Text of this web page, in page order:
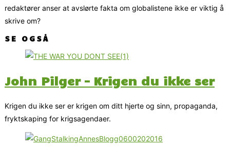
redaktører anser at avslørte fakta om globalistene ikke er viktig å
skrive om?
SE OGSÅ
John Pilger – Krigen du ikke ser
Krigen du ikke ser er krigen om ditt hjerte og sinn, propaganda,
fryktskaping for krigsagendaer.